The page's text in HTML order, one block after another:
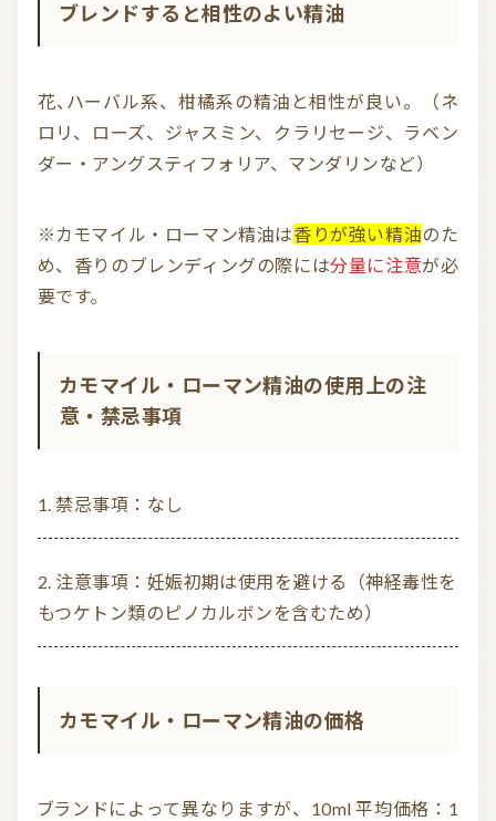
ブレンドすると相性のよい精油
花、ハーバル系、柑橘系の精油と相性が良い。（ネ
ロリ、ローズ、ジャスミン、クラリセージ、ラベン
ダー・アングスティフォリア、マンダリンなど）
※カモマイル・ローマン精油は香りが強い精油のた
め、香りのブレンディングの際には分量に注意が必
要です。
カモマイル・ローマン精油の使用上の注
意・禁忌事項
禁忌事項：なし
注意事項：妊娠初期は使用を避ける（神経毒性を
もつケトン類のピノカルボンを含むため）
カモマイル・ローマン精油の価格
ブランドによって異なりますが、10ml 平均価格：1